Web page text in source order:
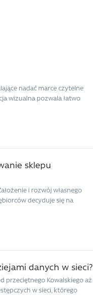
nadać marce czytelne
wizualna pozwala łatwo
sklepu
i rozwój własnego
decyduje się na
danych w sieci?
przeciętnego Kowalskiego aż
w sieci, którego